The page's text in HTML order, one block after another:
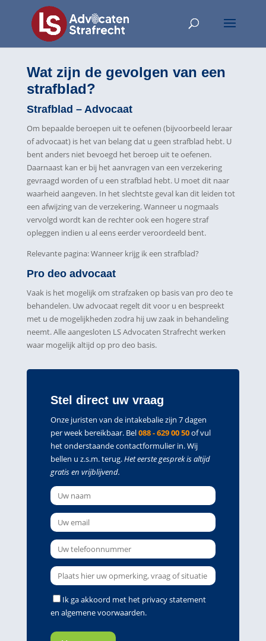
Wat zijn de gevolgen van een
strafblad?
Strafblad – Advocaat
Om bepaalde beroepen uit te oefenen (bijvoorbeeld leraar
of advocaat) is het van belang dat u geen strafblad hebt. U
bent anders niet bevoegd het beroep uit te oefenen.
Daarnaast kan er bij het aanvragen van een verzekering
gevraagd worden of u een strafblad hebt. U moet dit naar
waarheid aangeven. In het slechtste geval kan dit leiden tot
een afwijzing van de verzekering. Wanneer u nogmaals
vervolgd wordt kan de rechter ook een hogere straf
opleggen indien u al eens eerder veroordeeld bent.
Relevante pagina: Wanneer krijg ik een strafblad?
Pro deo advocaat
Vaak is het mogelijk om strafzaken op basis van pro deo te
behandelen. Uw advocaat regelt dit voor u en bespreekt
met u de mogelijkheden zodra hij uw zaak in behandeling
neemt. Alle aangesloten LS Advocaten Strafrecht werken
waar mogelijk altijd op pro deo basis.
Stel direct uw vraag
Onze juristen van de intakebalie zijn 7 dagen
per week bereikbaar. Bel088 - 629 00 50of vul
het onderstaande contactformulier in. Wij
bellen u z.s.m. terug.Het eerste gesprek is altijd
gratis en vrijblijvend.
Ik ga akkoord met het privacy statement
en algemene voorwaarden.